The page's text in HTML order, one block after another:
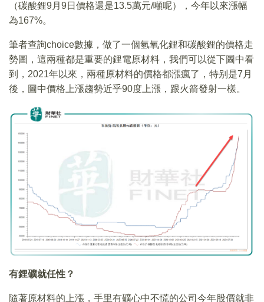
（碳酸鋰9月9日價格還是13.5萬元/噸呢），今年以來漲幅
為167%。
筆者查詢choice數據，做了一個氫氧化鋰和碳酸鋰的價格走
勢圖，這兩種都是重要的鋰電原材料，我們可以從下圖中看
到，2021年以來，兩種原材料的價格都漲瘋了，特别是7月
後，圖中價格上漲趨勢近乎90度上漲，跟火箭發射一樣。
有鋰礦就任性？
隨著原材料的上漲，手里有礦心中不慌的公司今年股價就非